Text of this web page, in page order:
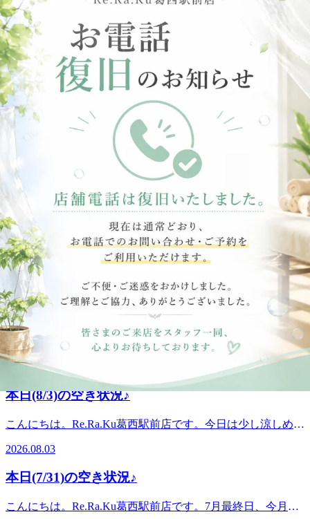
＜電話＞
03-6808-0869
WEB予約する
電話予約する03-6808-0869
最近のブログ
本日（8/8）の空き状況♪
本日(8/8)の空き状況♪こんにちは。Re.Ra.Ku葛西駅前店で
す。8月の週末、いかがお過ごしでしょうか。お出かけやお
買い物の合間、または夕方のお時間に、少しお身体を休める
時間をつくってみませんか。本日のおすすめは「爽快ヘッド
スパ」です。炭酸泡を使ったドライヘッドスパ系のオプショ
ンで、頭まわりをひんやり心地よくすっきりさせたい方にお
すすめです。炭酸泡のじゅわっとした爽快感で、首肩まわり
のこわばりが気になる方にもぴったりです。ボディケアやフ
ットケアに組み合わせることで、週末のお疲れをよりすっき
り整えやすくなります。本日は以下のお時間でご案内が可能
です。12:20～/16:30～/17:10～/18:50～週末の夕方に、炭酸泡
のじゅわっとした爽快感で頭まわりをすっきりさせていきま
せんか。ご予定が合う方は、ぜひお早めに空き状況をご確認
くださいませ。こちらは現時点の空き状況です。急遽、他の
お客様のご予約変更やキャンセルにより、ご案内できる時間
が増える可能性がございます。ご予約時間の調整もできる場
快ヘッドスパはオプションメニューのため、コース内容やご
リラクグループご利用のお客様は、注意事項の確認、会員情
報登録のお時間を頂くため、会計まで含めて施術時間+20分
のお時間を頂戴しています。Re.Ra.Ku 葛西駅前店〈営業時
間〉＜平日＞12時半～21時＜土日祝日＞11時半～20時〈住
所〉東京都江戸川区中葛西5-42-3 ソレイユプラザ2F〈電話〉
2026.08.08
8月営業日と明日の空き状況
こんばんは！ReRaKu葛西駅前店です！8月に入ってもう1週
間が経ちましたね。当店は火曜日と木曜日が定休日ですが、
今回11日山の日火曜日ですが、今回営業日とさせていただく
代わりに12日水曜日が臨時のお休みになるため、ご来店予定
のお客様はお気を付けくださいませ！ 明日8日土曜日は14：
10～以降でご案内可能です！暑さに参ってしまっているお客
様は季節限定爽快ヘッドスパ＋ボディケアも人気メニューで
すよ☆ こちらは現時点の空き状況です。急遽他のお客様の
ご予約変更やキャンセルによりご案内できる時間が増える可
能性がございます。ご予約時間の調整も出来る場合もありま
すので是非お問い合わせくださいませ。※リラクグループご
利用のお客様は禁止注意事項の確認、会員情報登録のお時間
しています。Re.Ra.Ku 葛西駅前店〈営業時間&gt;＜平日＞12
戸川区中葛西５－４２－３ソレイユプラザ２F＜電話＞03-
2026.08.07
本日(8/5)の空き状況♪
こんにちは！Re.Ra.Ku葛西駅前店です！今日も強い日差しと
セミの鳴き声が響き、夏本番を感じる一日ですね☀本日は以
下のお時間でご案内が可能です。14:20～16:30ボディケア・
フットケア・各種オプションまでご案内可能です！お時間が
限られている方には、40分から受けられるフットケアもおす
れや立ち仕事、デスクワークによる脚のお疲れのリフレッシ
ュにもぴったりです♪また、金曜日は比較的ご予約が取りや
う方も、ぜひ今後のご予約の参考にしてみてくださいね！こ
ちらは現時点の空き状況です。急遽他のお客様のご予約変更
やキャンセルにより、ご案内できる時間が増える可能性がご
2026.08.05
本日(8/3)の空き状況♪
こんにちは。Re.Ra.Ku葛西駅前店です。今日は少し涼しめ
ういう日は、気になっていたお身体のケアをゆっくり選ぶの
にもぴったりです。本日のおすすめは「フットケア40分」で
す。フットケア40分は、足裏だけでなくふくらはぎまでほぐ
元のだるさが気になる方にもおすすめです。また本日は空き
2026.08.03
本日(7/31)の空き状況♪
こんにちは。Re.Ra.Ku葛西駅前店です。7月最終日、今月の